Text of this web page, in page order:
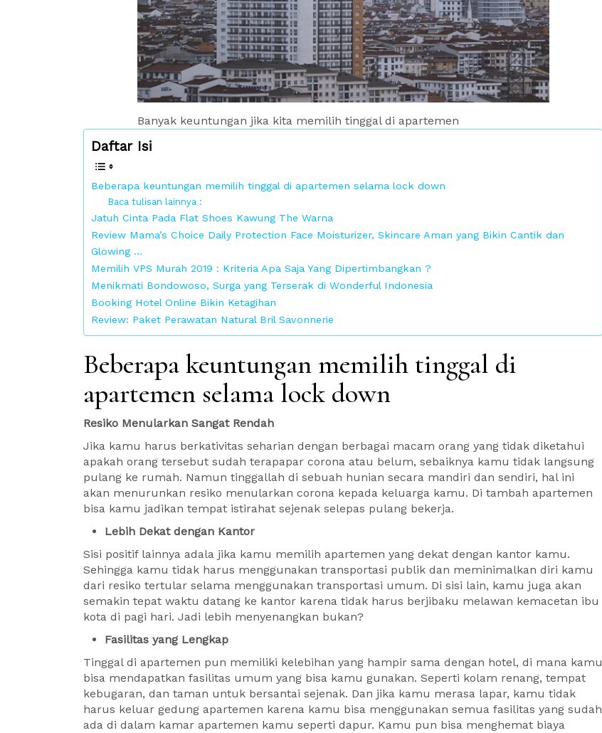
Banyak keuntungan jika kita memilih tinggal di apartemen
Daftar Isi
Beberapa keuntungan memilih tinggal di apartemen selama lock down
Baca tulisan lainnya :
Jatuh Cinta Pada Flat Shoes Kawung The Warna
Review Mama’s Choice Daily Protection Face Moisturizer, Skincare Aman yang Bikin Cantik dan
Glowing …
Memilih VPS Murah 2019 : Kriteria Apa Saja Yang Dipertimbangkan ?
Menikmati Bondowoso, Surga yang Terserak di Wonderful Indonesia
Booking Hotel Online Bikin Ketagihan
Review: Paket Perawatan Natural Bril Savonnerie
Beberapa keuntungan memilih tinggal di
apartemen selama lock down
Resiko Menularkan Sangat Rendah
Jika kamu harus berkativitas seharian dengan berbagai macam orang yang tidak diketahui
apakah orang tersebut sudah terapapar corona atau belum, sebaiknya kamu tidak langsung
pulang ke rumah. Namun tinggallah di sebuah hunian secara mandiri dan sendiri, hal ini
akan menurunkan resiko menularkan corona kepada keluarga kamu. Di tambah apartemen
bisa kamu jadikan tempat istirahat sejenak selepas pulang bekerja.
Lebih Dekat dengan Kantor
Sisi positif lainnya adala jika kamu memilih apartemen yang dekat dengan kantor kamu.
Sehingga kamu tidak harus menggunakan transportasi publik dan meminimalkan diri kamu
dari resiko tertular selama menggunakan transportasi umum. Di sisi lain, kamu juga akan
semakin tepat waktu datang ke kantor karena tidak harus berjibaku melawan kemacetan ibu
kota di pagi hari. Jadi lebih menyenangkan bukan?
Fasilitas yang Lengkap
Tinggal di apartemen pun memiliki kelebihan yang hampir sama dengan hotel, di mana kamu
bisa mendapatkan fasilitas umum yang bisa kamu gunakan. Seperti kolam renang, tempat
kebugaran, dan taman untuk bersantai sejenak. Dan jika kamu merasa lapar, kamu tidak
harus keluar gedung apartemen karena kamu bisa menggunakan semua fasilitas yang sudah
ada di dalam kamar apartemen kamu seperti dapur. Kamu pun bisa menghemat biaya